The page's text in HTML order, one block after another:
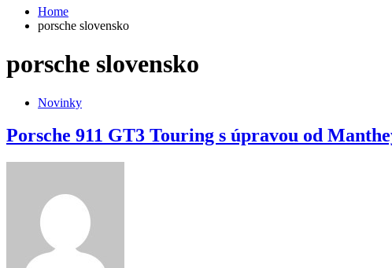
Home
porsche slovensko
porsche slovensko
Novinky
Porsche 911 GT3 Touring s úpravou od